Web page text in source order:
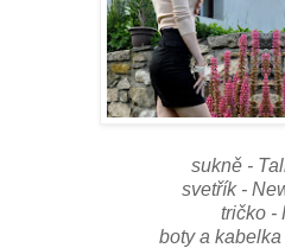
sukně -
svetřík -
tričko -
boty a